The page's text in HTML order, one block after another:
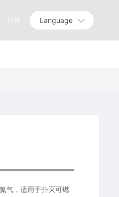
抖音 Language
气，适用于扑灭可燃